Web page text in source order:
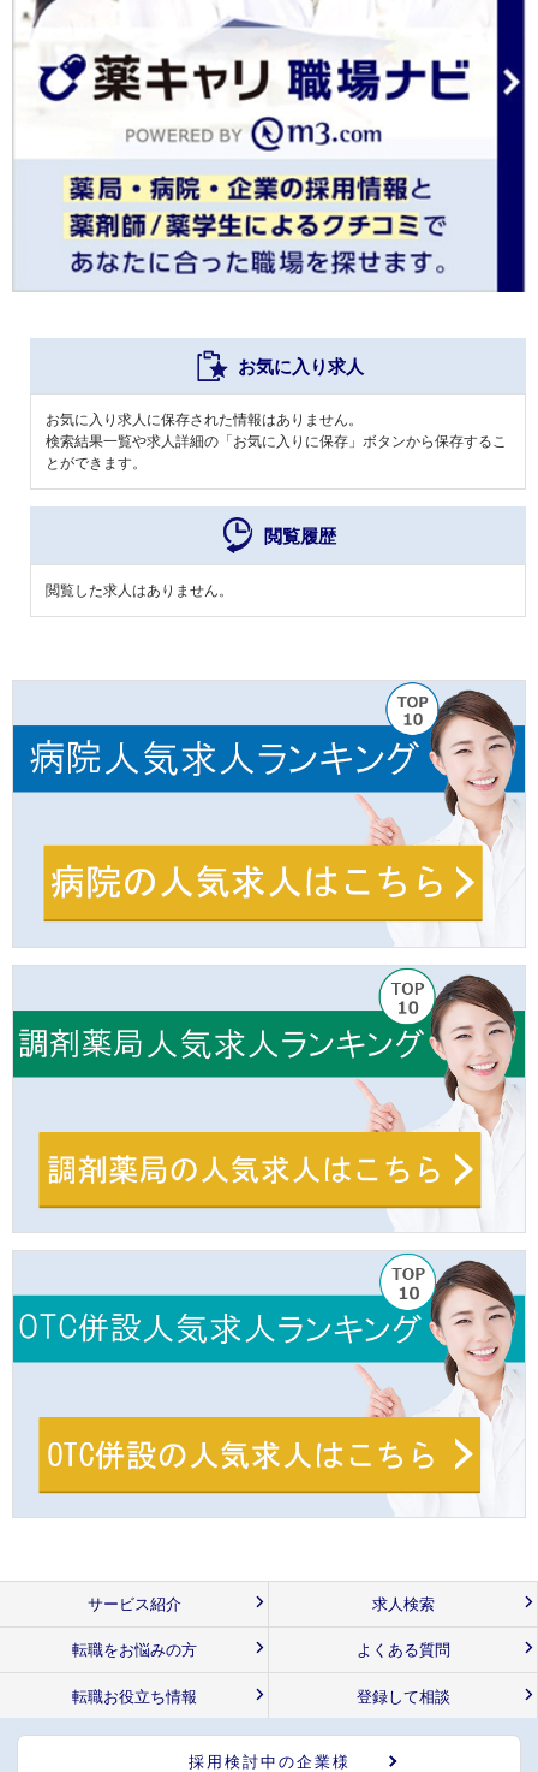
お気に入り求人
お気に入り求人に保存された情報はありません。
検索結果一覧や求人詳細の「お気に入りに保存」ボタンから保存するこ
とができます。
閲覧履歴
閲覧した求人はありません。
サービス紹介 求人検索
転職をお悩みの方 よくある質問
転職お役立ち情報 登録して相談
採用検討中の企業様